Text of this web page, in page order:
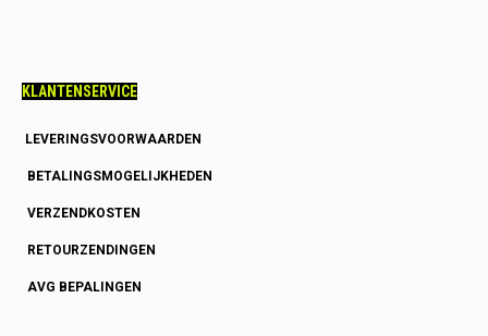
KLANTENSERVICE
LEVERINGSVOORWAARDEN
BETALINGSMOGELIJKHEDEN
VERZENDKOSTEN
RETOURZENDINGEN
AVG BEPALINGEN